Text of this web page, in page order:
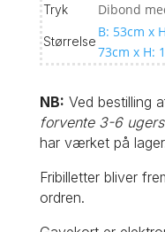
Tryk Dibond
Størrelse
B: 53cm x
73cm x H:
NB: Ved bestilling
forvente 3-6
har værket på
Fribilletter bliver
ordren.